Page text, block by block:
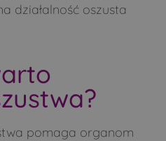
działalność oszusta
pomaga organom